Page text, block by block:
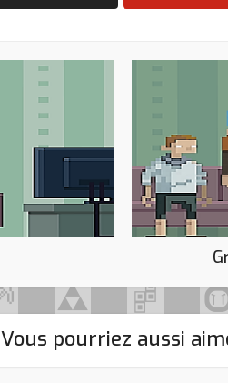
Vous pourriez aussi